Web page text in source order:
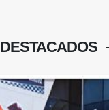
DESTACADOS